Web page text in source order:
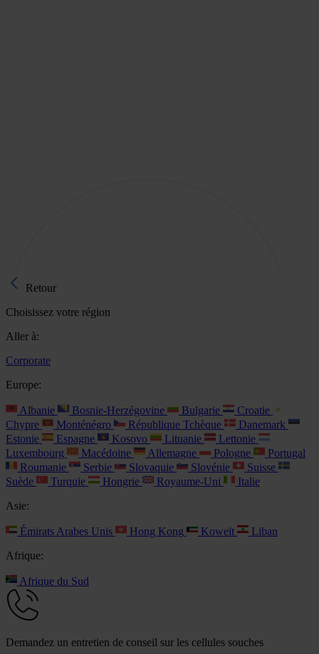
Retour
Choisissez votre région
Aller à:
Corporate
Europe:
Albanie Bosnie-Herzégovine Bulgarie
Croatie
Chypre
Monténégro République Tchèque
Danemark
Estonie
Espagne Kosovo Lituanie
Lettonie
Luxembourg
Macédoine Allemagne Pologne
Portugal
Roumanie
Serbie Slovaquie Slovénie
Suisse
Suède
Turquie Hongrie Royaume-Uni
Italie
Asie:
Émirats Arabes Unis Hong Kong Koweït
Liban
Afrique:
Afrique du Sud
Demandez un entretien de conseil sur les cellules souches